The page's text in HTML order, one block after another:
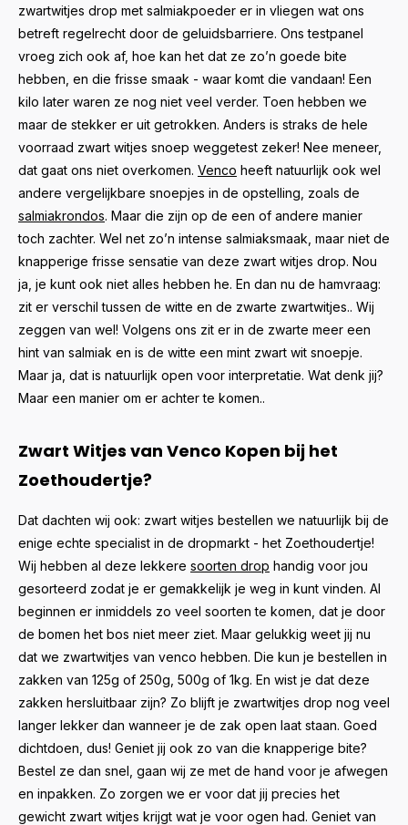
zwartwitjes drop met salmiakpoeder er in vliegen wat ons
betreft regelrecht door de geluidsbarriere. Ons testpanel
vroeg zich ook af, hoe kan het dat ze zo’n goede bite
hebben, en die frisse smaak - waar komt die vandaan! Een
kilo later waren ze nog niet veel verder. Toen hebben we
maar de stekker er uit getrokken. Anders is straks de hele
voorraad zwart witjes snoep weggetest zeker! Nee meneer,
dat gaat ons niet overkomen. Venco heeft natuurlijk ook wel
andere vergelijkbare snoepjes in de opstelling, zoals de
salmiakrondos. Maar die zijn op de een of andere manier
toch zachter. Wel net zo’n intense salmiaksmaak, maar niet de
knapperige frisse sensatie van deze zwart witjes drop. Nou
ja, je kunt ook niet alles hebben he. En dan nu de hamvraag:
zit er verschil tussen de witte en de zwarte zwartwitjes.. Wij
zeggen van wel! Volgens ons zit er in de zwarte meer een
hint van salmiak en is de witte een mint zwart wit snoepje.
Maar ja, dat is natuurlijk open voor interpretatie. Wat denk jij?
Maar een manier om er achter te komen..
Zwart Witjes van Venco Kopen bij het
Zoethoudertje?
Dat dachten wij ook: zwart witjes bestellen we natuurlijk bij de
enige echte specialist in de dropmarkt - het Zoethoudertje!
Wij hebben al deze lekkere soorten drop handig voor jou
gesorteerd zodat je er gemakkelijk je weg in kunt vinden. Al
beginnen er inmiddels zo veel soorten te komen, dat je door
de bomen het bos niet meer ziet. Maar gelukkig weet jij nu
dat we zwartwitjes van venco hebben. Die kun je bestellen in
zakken van 125g of 250g, 500g of 1kg. En wist je dat deze
zakken hersluitbaar zijn? Zo blijft je zwartwitjes drop nog veel
langer lekker dan wanneer je de zak open laat staan. Goed
dichtdoen, dus! Geniet jij ook zo van die knapperige bite?
Bestel ze dan snel, gaan wij ze met de hand voor je afwegen
en inpakken. Zo zorgen we er voor dat jij precies het
gewicht zwart witjes krijgt wat je voor ogen had. Geniet van